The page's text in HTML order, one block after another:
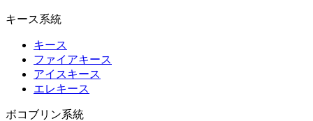
キース系統
キース
ファイアキース
アイスキース
エレキース
ボコブリン系統